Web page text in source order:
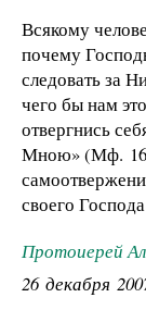
Всякому
почему
следовать за
чего бы нам
отвергнись
Мною» (Мф.
своего
Протоиерей
26 декабря